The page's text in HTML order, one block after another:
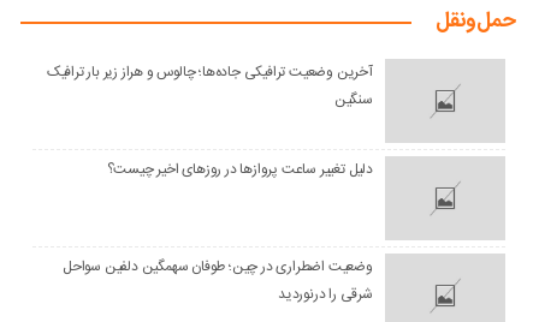
حمل‌و‌نقل
آخرین وضعیت ترافیکی جاده‌ها؛ چالوس و هراز زیر بار ترافیک
سنگین
دلیل تغییر ساعت پروازها در روزهای اخیر چیست؟
وضعیت اضطراری در چین؛ طوفان سهمگین دلفین سواحل
شرقی را درنوردید